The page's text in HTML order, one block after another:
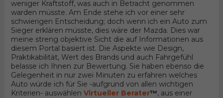
weniger Kraftstoff, was auch in Betracht genommen
warden müsste. Am Ende stehe ich vor einer sehr
schwierigen Entscheidung; doch wenn ich ein Auto zum
Sieger erklären müsste, dies wäre der Mazda. Dies war
meine streng objektive Sicht die auf Informationen aus
diesem Portal basiert ist. Die Aspekte wie Design,
Praktikabilität, Wert des Brands und auch Fahrgefühl
belasse ich Ihnen zur Bewertung. Sie haben ebenso die
Gelegenheit in nur zwei Minuten zu erfahren welches
Auto würde ich für Sie -aufgrund von allen wichtigen
Kriterien- auswählen Virtueller Berater™, aus einer